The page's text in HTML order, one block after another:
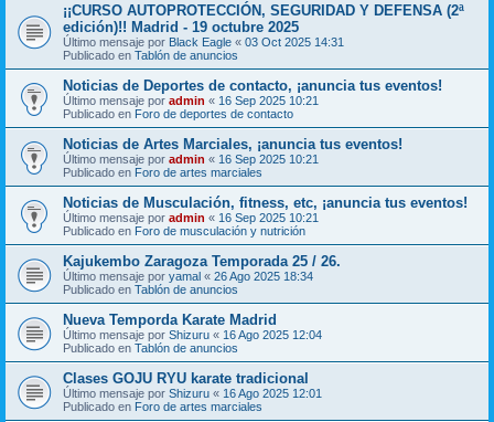
¡¡CURSO AUTOPROTECCIÓN, SEGURIDAD Y DEFENSA (2ª
edición)!! Madrid - 19 octubre 2025
Último mensaje por Black Eagle « 03 Oct 2025 14:31
Publicado en Tablón de anuncios
Noticias de Deportes de contacto, ¡anuncia tus eventos!
Último mensaje por admin « 16 Sep 2025 10:21
Publicado en Foro de deportes de contacto
Noticias de Artes Marciales, ¡anuncia tus eventos!
Último mensaje por admin « 16 Sep 2025 10:21
Publicado en Foro de artes marciales
Noticias de Musculación, fitness, etc, ¡anuncia tus eventos!
Último mensaje por admin « 16 Sep 2025 10:21
Publicado en Foro de musculación y nutrición
Kajukembo Zaragoza Temporada 25 / 26.
Último mensaje por yamal « 26 Ago 2025 18:34
Publicado en Tablón de anuncios
Nueva Temporda Karate Madrid
Último mensaje por Shizuru « 16 Ago 2025 12:04
Publicado en Tablón de anuncios
Clases GOJU RYU karate tradicional
Último mensaje por Shizuru « 16 Ago 2025 12:01
Publicado en Foro de artes marciales